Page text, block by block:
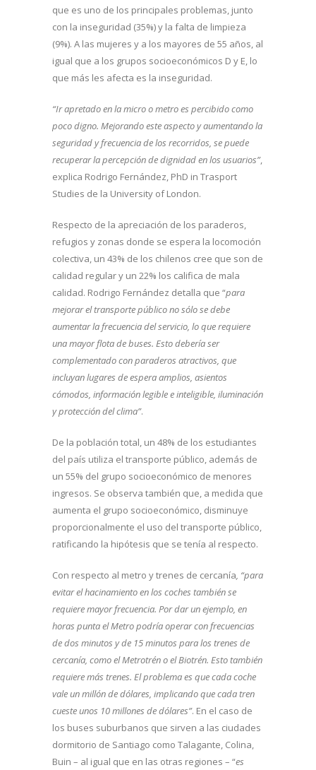
que es uno de los principales problemas, junto
con la inseguridad (35%) y la falta de limpieza
(9%). A las mujeres y a los mayores de 55 años, al
igual que a los grupos socioeconómicos D y E, lo
que más les afecta es la inseguridad.
“Ir apretado en la micro o metro es percibido como
poco digno. Mejorando este aspecto y aumentando la
seguridad y frecuencia de los recorridos, se puede
recuperar la percepción de dignidad en los usuarios”,
explica Rodrigo Fernández, PhD in Trasport
Studies de la University of London.
Respecto de la apreciación de los paraderos,
refugios y zonas donde se espera la locomoción
colectiva, un 43% de los chilenos cree que son de
calidad regular y un 22% los califica de mala
calidad. Rodrigo Fernández detalla que “para
mejorar el transporte público no sólo se debe
aumentar la frecuencia del servicio, lo que requiere
una mayor flota de buses. Esto debería ser
complementado con paraderos atractivos, que
incluyan lugares de espera amplios, asientos
cómodos, información legible e inteligible, iluminación
y protección del clima”.
De la población total, un 48% de los estudiantes
del país utiliza el transporte público, además de
un 55% del grupo socioeconómico de menores
ingresos. Se observa también que, a medida que
aumenta el grupo socioeconómico, disminuye
proporcionalmente el uso del transporte público,
ratificando la hipótesis que se tenía al respecto.
Con respecto al metro y trenes de cercanía, “para
evitar el hacinamiento en los coches también se
requiere mayor frecuencia. Por dar un ejemplo, en
horas punta el Metro podría operar con frecuencias
de dos minutos y de 15 minutos para los trenes de
cercanía, como el Metrotrén o el Biotrén. Esto también
requiere más trenes. El problema es que cada coche
vale un millón de dólares, implicando que cada tren
cueste unos 10 millones de dólares”. En el caso de
los buses suburbanos que sirven a las ciudades
dormitorio de Santiago como Talagante, Colina,
Buin – al igual que en las otras regiones – “es